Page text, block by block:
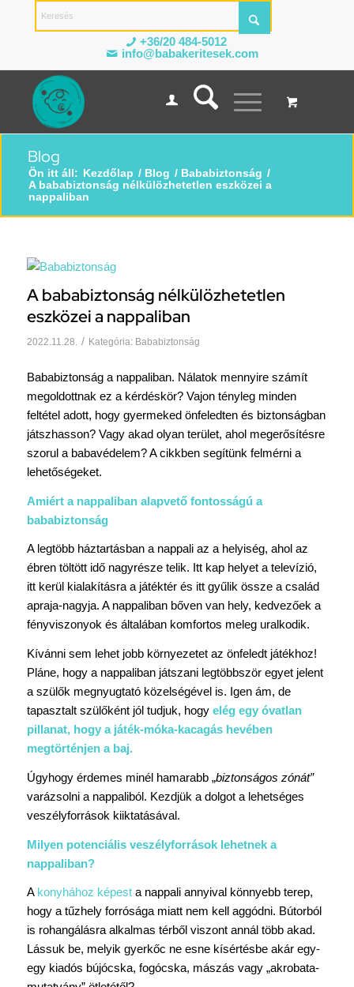
+36/20 484-5012
info@babakeritesek.com
Blog
Ön itt áll: Kezdőlap / Blog / Bababiztonság /
A bababiztonság nélkülözhetetlen eszközei a
nappaliban
A bababiztonság nélkülözhetetlen
eszközei a nappaliban
2022.11.28. / Kategória: Bababiztonság
Bababiztonság a nappaliban. Nálatok mennyire számít
megoldottnak ez a kérdéskör? Vajon tényleg minden
feltétel adott, hogy gyermeked önfeledten és biztonságban
játszhasson? Vagy akad olyan terület, ahol megerősítésre
szorul a babavédelem? A cikkben segítünk felmérni a
lehetőségeket.
Amiért a nappaliban alapvető fontosságú a
bababiztonság
A legtöbb háztartásban a nappali az a helyiség, ahol az
ébren töltött idő nagyrésze telik. Itt kap helyet a televízió,
itt kerül kialakításra a játéktér és itt gyűlik össze a család
apraja-nagyja. A nappaliban bőven van hely, kedvezőek a
fényviszonyok és általában komfortos meleg uralkodik.
Kívánni sem lehet jobb környezetet az önfeledt játékhoz!
Pláne, hogy a nappaliban játszani legtöbbször egyet jelent
a szülők megnyugtató közelségével is. Igen ám, de
tapasztalt szülőként jól tudjuk, hogy elég egy óvatlan
pillanat, hogy a játék-móka-kacagás hevében
megtörténjen a baj.
Úgyhogy érdemes minél hamarabb „biztonságos zónát”
varázsolni a nappaliból. Kezdjük a dolgot a lehetséges
veszélyforrások kiiktatásával.
Milyen potenciális veszélyforrások lehetnek a
nappaliban?
A konyhához képesta nappali annyival könnyebb terep,
hogy a tűzhely forrósága miatt nem kell aggódni. Bútorból
is rohangálásra alkalmas térből viszont annál több akad.
Lássuk be, melyik gyerkőc ne esne kísértésbe akár egy-
egy kiadós bújócska, fogócska, mászás vagy „akrobata-